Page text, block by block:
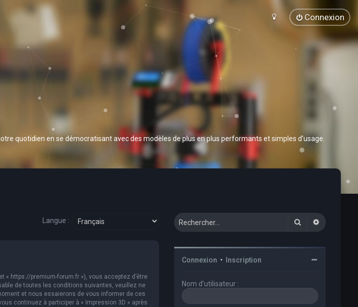
Connexion
quotidien en se démocratisant avec des modèles de plus en plus performants et simples d’usage.
Langue :
« https://premium-forum.fr »), vous acceptez d’être
de toutes les conditions suivantes, veuillez ne
et nous essaierons de vous informer de ces
continuez à participer à « Impression 3D » après
Rechercher
Connexion • Inscription
Nom d’utilisateur :